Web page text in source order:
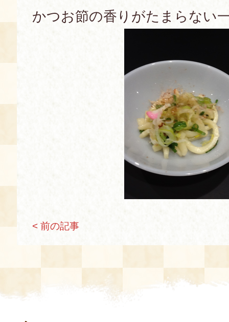
アクセス
募集中の教室
食の海援隊・陸援隊 会員限定
展示室
展示室のご紹介
お土産コーナー
レンタル
空き状況・ご予約
団体向け見学・体験
展示見学
講演会付き料理教室
かつお節の香りがたまらない
< 前の記事